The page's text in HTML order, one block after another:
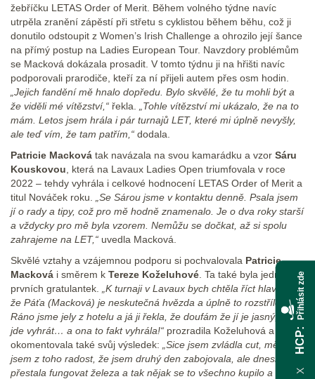
žebříčku LETAS Order of Merit. Během volného týdne navíc
utrpěla zranění zápěstí při střetu s cyklistou během běhu, což ji
donutilo odstoupit z Women’s Irish Challenge a ohrozilo její šance
na přímý postup na Ladies European Tour. Navzdory problémům
se Macková dokázala prosadit. V tomto týdnu ji na hřišti navíc
podporovali prarodiče, kteří za ní přijeli autem přes osm hodin.
„Jejich fandění mě hnalo dopředu. Bylo skvělé, že tu mohli být a
že viděli mé vítězství,“ řekla.
„Tohle vítězství mi ukázalo, že na to
mám. Letos jsem hrála i pár turnajů LET, které mi úplně nevyšly,
ale teď vím, že tam patřím,“ dodala.
Patricie Macková tak navázala na svou kamarádku a vzor Sáru
Kouskovou , která na Lavaux Ladies Open triumfovala v roce
2022 – tehdy vyhrála i celkové hodnocení LETAS Order of Merit a
titul Nováček roku.
„Se Sárou jsme v kontaktu denně. Psala jsem
jí o rady a tipy, což pro mě hodně znamenalo. Je o dva roky starší
a vždycky pro mě byla vzorem. Nemůžu se dočkat, až si spolu
zahrajeme na LET,“ uvedla Macková.
Skvělé vztahy a vzájemnou podporu si pochvalovala Patricie
Macková i směrem k Tereze Koželuhové . Ta také byla jednou z
prvních gratulantek.
„K turnaji v Lavaux bych chtěla říct hlavně to,
že Páťa (Macková) je neskutečná hvězda a úplně to rozstřílela.
Ráno jsme jely z hotelu a já ji řekla, že doufám že jí je jasný, že to
jde vyhrát… a ona to fakt vyhrála!“ prozradila Koželuhová a
okomentovala také svůj výsledek:
„Sice jsem zvládla cut, měla
jsem z toho radost, že jsem druhý den zabojovala, ale dneska mi
přestala fungovat železa a tak nějak se to všechno kupilo a
X
HCP
Přihlásit zde